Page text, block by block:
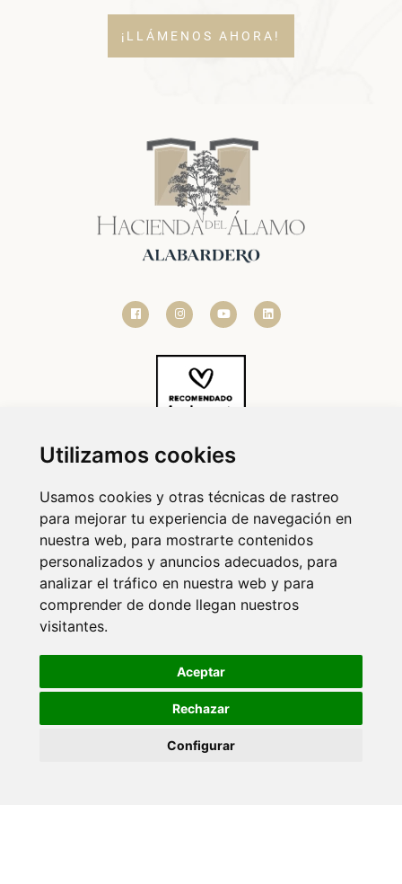
Utilizamos cookies
Usamos cookies y otras técnicas de rastreo
para mejorar tu experiencia de navegación en
nuestra web, para mostrarte contenidos
personalizados y anuncios adecuados, para
analizar el tráfico en nuestra web y para
comprender de donde llegan nuestros
visitantes.
Aceptar
Rechazar
Configurar
¡LLÁMENOS AHORA!
© 2020-2026 HACIENDA DEL ÁLAMO.
WEB REALIZADA PORVISIONCLICK
Aviso legal
Política de cookies
Política de privacidad